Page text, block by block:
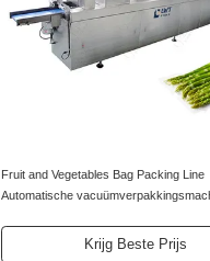
Fruit and Vegetables Bag Packing Line
Automatische
Krijg Beste Prijs